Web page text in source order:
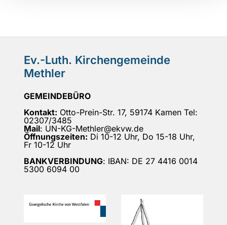
Ev.-Luth. Kirchengemeinde
Methler
GEMEINDEBÜRO
Kontakt: Otto-Prein-Str. 17, 59174 Kamen Tel:
02307/3485
Mail: UN-KG-Methler@ekvw.de
Öffnungszeiten: Di 10-12 Uhr, Do 15-18 Uhr,
Fr 10-12 Uhr
BANKVERBINDUNG: IBAN: DE 27 4416 0014
5300 6094 00